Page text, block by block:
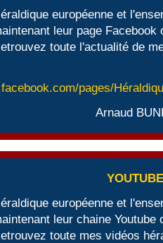
européenne et
leur page Facebook
toute l'actualité de
pages/
Arnaud
européenne et
leur chaine Youtube
toute mes vidéos